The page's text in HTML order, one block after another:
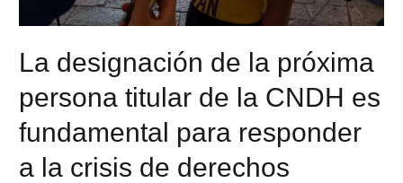
La designación de la próxima
persona titular de la CNDH es
fundamental para responder
a la crisis de derechos